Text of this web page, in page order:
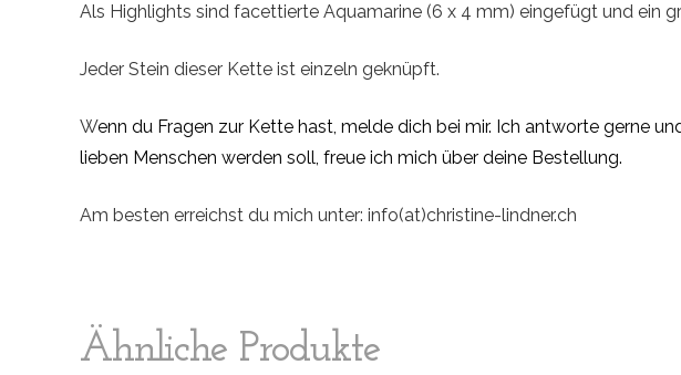
Als Highlights sind facettierte Aquamarine (6 x 4 mm) eingefügt und ein
Jeder Stein dieser Kette ist einzeln geknüpft.
Wenn du Fragen zur Kette hast, melde dich bei mir. Ich antworte gerne
lieben Menschen werden soll, freue ich mich über deine Bestellung.
Am besten erreichst du mich unter: info(at)christine-lindner.ch
Ähnliche Produkte